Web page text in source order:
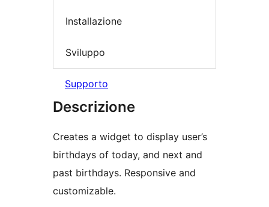
Installazione
Sviluppo
Supporto
Descrizione
Creates a widget to display user’s
birthdays of today, and next and
past birthdays. Responsive and
customizable.